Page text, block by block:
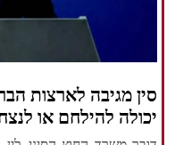
הזכויות שמורות נור
סין מגיבה לארצות
יכולה להילחם או